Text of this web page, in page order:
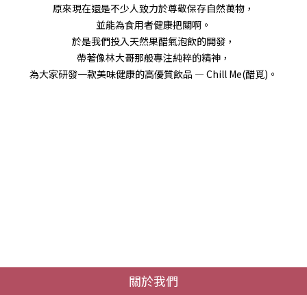
原來現在還是不少人致力於尊敬保存自然萬物，
並能為食用者健康把關啊。
於是我們投入天然果醋氣泡飲的開發，
帶著像林大哥那般專注純粹的精神，
為大家研發一款美味健康的高優質飲品 — Chill Me(醋覓)。
關於我們